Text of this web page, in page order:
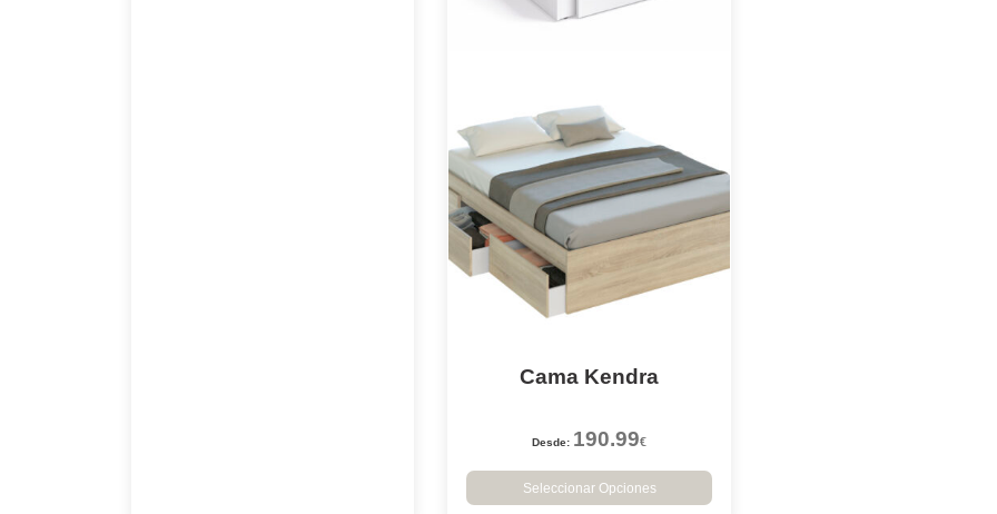
Cama Kendra
Desde: 190.99€
Seleccionar Opciones